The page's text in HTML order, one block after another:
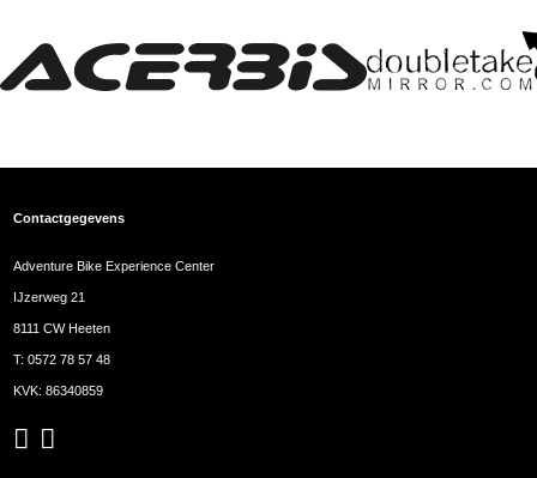
Contactgegevens
Adventure Bike Experience Center
IJzerweg 21
8111 CW Heeten
T:0572 78 57 48
KVK: 86340859